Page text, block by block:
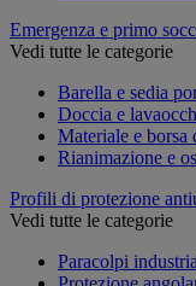
Emergenza e primo
Vedi tutte le categorie
Barella e sedia
Doccia e
Materiale e borsa
Rianimazione e
Profili di protezione
Vedi tutte le categorie
Paracolpi